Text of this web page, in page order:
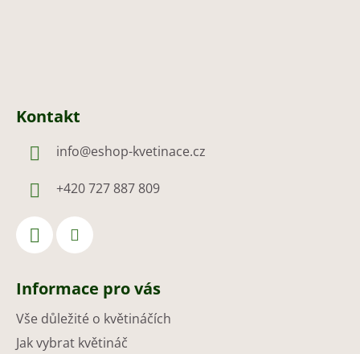
Kontakt
info@eshop-kvetinace.cz
+420 727 887 809
Informace pro vás
Vše důležité o květináčích
Jak vybrat květináč